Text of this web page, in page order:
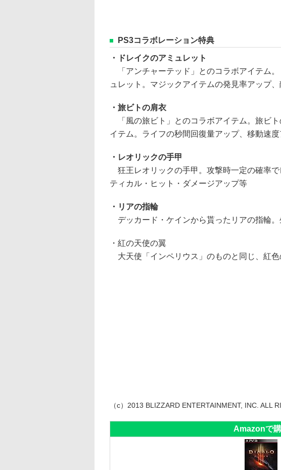
PS3コラボレーション特典
・ドレイクのアミュレット
「アンチャーテッド」とのコラボアイテム。
ュレット。マジックアイテムの発見率アップ
・旅ビトの肩衣
「風の旅ビト」とのコラボアイテム。旅ビ
イテム。ライフの秒間回復量アップ、移動速
・レオリックの手甲
狂王レオリックの手甲。攻撃時一定の確率
ティカル・ヒット・ダメージアップ等
・リアの指輪
デッカード・ケインから貰ったリアの指輪
・紅の天使の翼
大天使「インペリウス」のものと同じ、紅
（c）2013 BLIZZARD ENTERTAINMENT, INC. ALL
Amazonで